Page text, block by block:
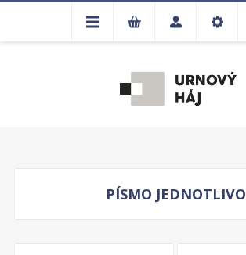
PÍSMO JEDNOTLIVO